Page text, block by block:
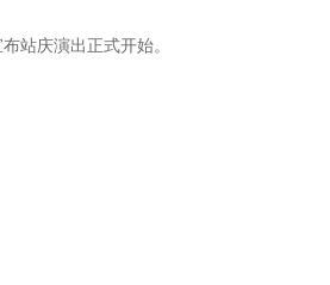
站庆演出正式开始。